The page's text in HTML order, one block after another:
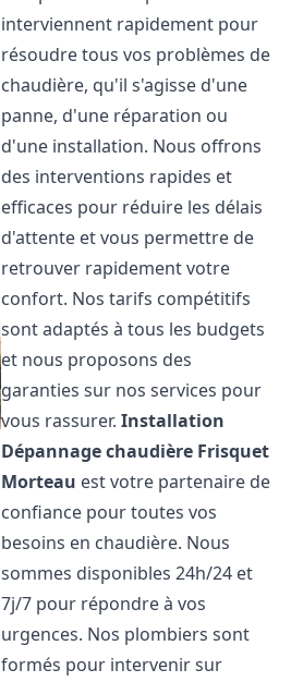
interviennent rapidement pour
résoudre tous vos problèmes de
chaudière, qu'il s'agisse d'une
panne, d'une réparation ou
d'une installation. Nous offrons
des interventions rapides et
efficaces pour réduire les délais
d'attente et vous permettre de
retrouver rapidement votre
confort. Nos tarifs compétitifs
sont adaptés à tous les budgets
et nous proposons des
garanties sur nos services pour
vous rassurer.Installation
Dépannage chaudière Frisquet
Morteau est votre partenaire de
confiance pour toutes vos
besoins en chaudière. Nous
sommes disponibles 24h/24 et
7j/7 pour répondre à vos
urgences. Nos plombiers sont
formés pour intervenir sur